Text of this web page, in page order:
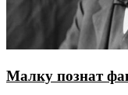
Малку познат